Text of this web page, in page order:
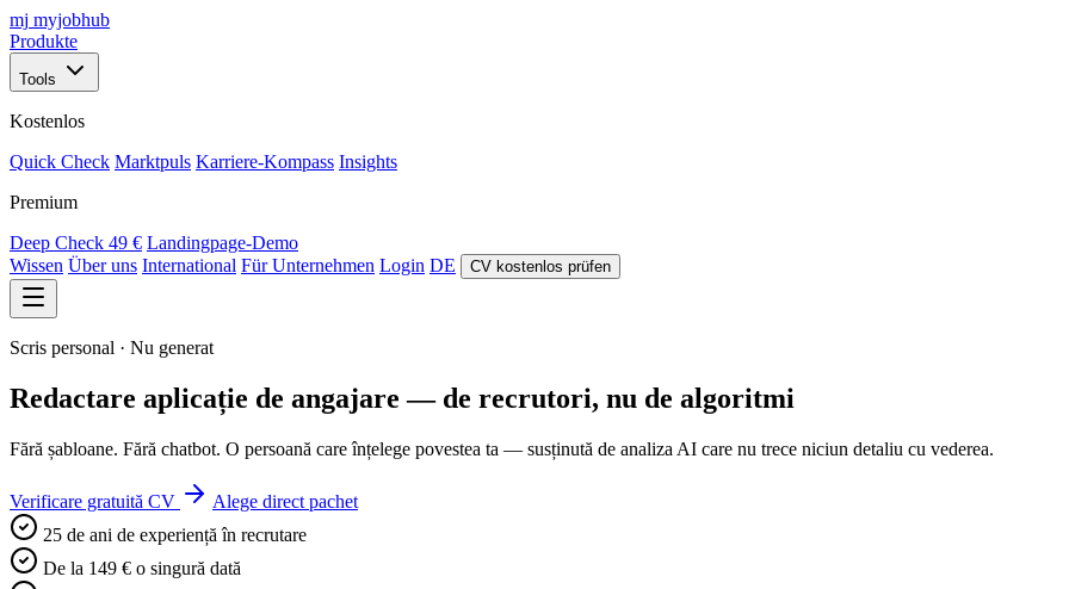
mj myjobhub
Produkte
Tools
Kostenlos
Quick Check Marktpuls Karriere-Kompass Insights
Premium
Deep Check 49 € Landingpage-Demo
Wissen Über uns International Für Unternehmen Login DE CV kostenlos prüfen
Scris personal · Nu generat
Redactare aplicație de angajare — de recrutori, nu de algoritmi
Fără șabloane. Fără chatbot. O persoană care înțelege povestea ta — susținută de analiza AI care nu trece niciun detaliu cu vederea.
Verificare gratuită CV
Alege direct pachet
25 de ani de experiență în recrutare
De la 149 € o singură dată